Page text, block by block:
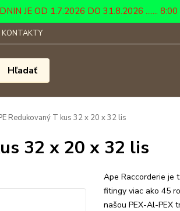
JE OD 1.7.2026 DO 31.8.2026 ....... 8:00
KONTAKTY
Hľadať
Redukovaný T kus 32 x 20 x 32 lis
32 x 20 x 32 lis
Ape Raccorderie je
fitingy viac ako 45
našou PEX-Al-PEX